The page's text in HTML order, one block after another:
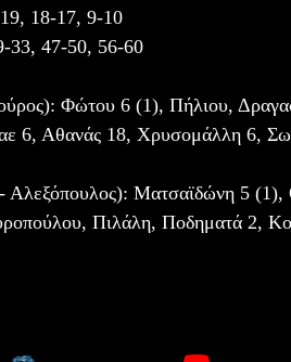
18-17, 9-10
33, 47-50, 56-60
Φώτου 6 (1), Πήλιου,
6, Αθανάς 18, Χρυσομάλλη 6,
- Αλεξόπουλος): Ματσαϊδώνη 5
Πιλάλη, Ποδηματά 2,